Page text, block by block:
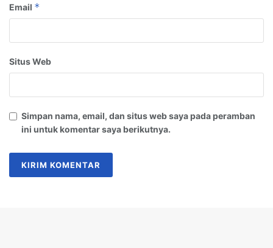
Email *
Situs Web
Simpan nama, email, dan situs web saya pada peramban
ini untuk komentar saya berikutnya.